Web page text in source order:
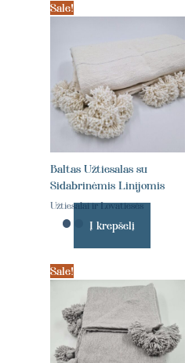
Sale!
Baltas Užtiesalas su
Sidabrinėmis Linijomis
Užtiesalai ir Lovatiesės
Į krepšelį
Sale!